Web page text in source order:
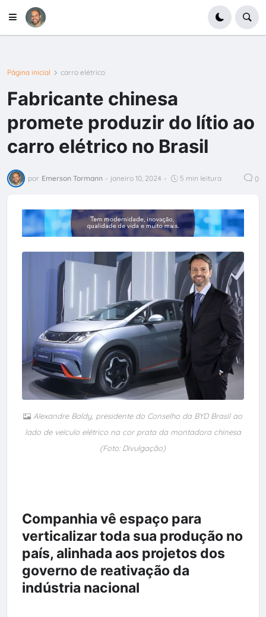
Página inicial carro elétrico
Fabricante chinesa
promete produzir do lítio ao
carro elétrico no Brasil
por Emerson Tormann - janeiro 10, 2024 - 5 min leitura 0
Alexandre Baldy, presidente do Conselho da BYD Brasil ao
lado de veículo elétrico na cor prata da montadora chinesa
(Foto: Divulgação)
Companhia vê espaço para
verticalizar toda sua produção no
país, alinhada aos projetos dos
governo de reativação da
indústria nacional